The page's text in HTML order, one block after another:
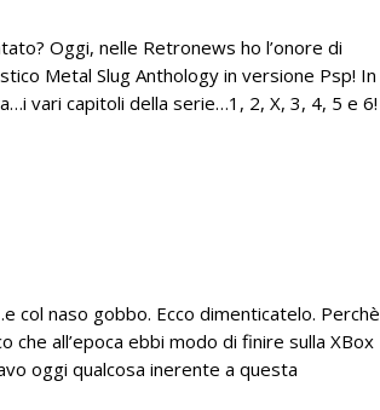
Oggi, nelle Retronews ho l’onore di
Metal Slug Anthology in versione Psp! In
vari capitoli della serie…1, 2, X, 3, 4, 5 e 6!
naso gobbo. Ecco dimenticatelo. Perchè
che all’epoca ebbi modo di finire sulla XBox
oggi qualcosa inerente a questa